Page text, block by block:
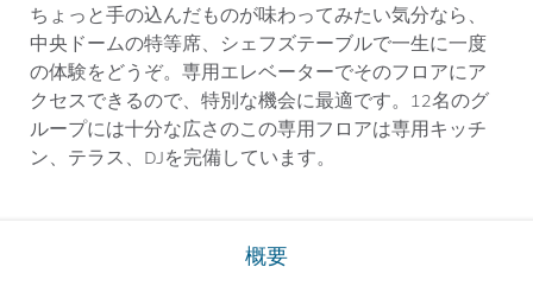
ちょっと手の込んだものが味わってみたい気分なら、
中央ドームの特等席、シェフズテーブルで一生に一度
の体験をどうぞ。専用エレベーターでそのフロアにア
クセスできるので、特別な機会に最適です。12名のグ
ループには十分な広さのこの専用フロアは専用キッチ
ン、テラス、DJを完備しています。
概要